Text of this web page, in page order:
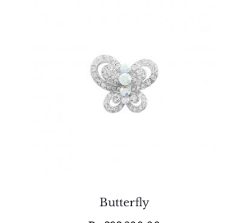
Butterfly